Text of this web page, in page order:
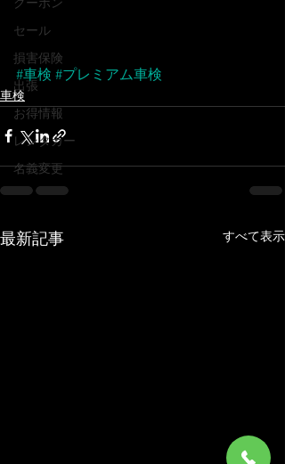
クーポン
セール
損害保険
出張
お得情報
レンタカー
名義変更
#車検 #プレミアム車検
車検
最新記事 すべて表示